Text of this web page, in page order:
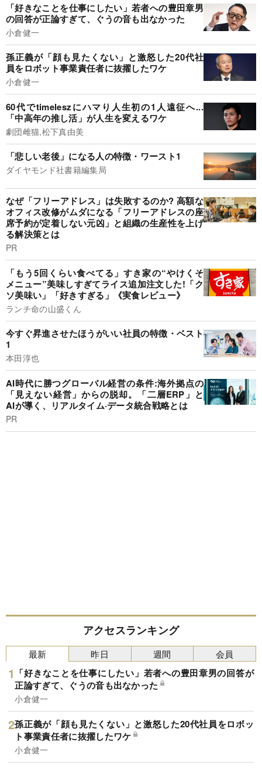
「好きなことを仕事にしたい」若者への豊田章男
の回答が正論すぎて、ぐうの音も出なかった
小倉健一
孫正義が「顔も見たくない」と激怒した20代社
員をロボット事業責任者に抜擢したワケ
小倉健一
60代でtimeleszにハマり人生初の1人遠征へ...
「中高年の推し活」が人生を変えるワケ
劇団雌猫,松下真由美
「悲しい老後」になる人の特徴・ワースト1
ダイヤモンド社書籍編集局
なぜ「フリーアドレス」は失敗するのか? 高額な
オフィス改修がムダになる「フリーアドレスの座
席予約が定着しない元凶」と組織の生産性を上げ
る解決策とは
PR
「もう5回くらい食べてる」すき家の“やけくそ
メニュー”美味しすぎてライス追加注文した!「ク
ソ美味い」「好きすぎる」《実食レビュー》
ランチ命の山盛くん
今すぐ昇進させたほうがいい社員の特徴・ベスト
1
本田淳也
AI時代に勝つグローバル経営の条件:海外拠点の
「見えない経営」からの脱却。「二層ERP」と
AIが導く、リアルタイム·データ統合戦略とは
PR
アクセスランキング
最新
「好きなことを仕事にしたい」若者への豊田章男の回答が
正論すぎて、ぐうの音も出なかった
小倉健一
孫正義が「顔も見たくない」と激怒した20代社員をロボッ
ト事業責任者に抜擢したワケ
小倉健一
昨日 週間 会員